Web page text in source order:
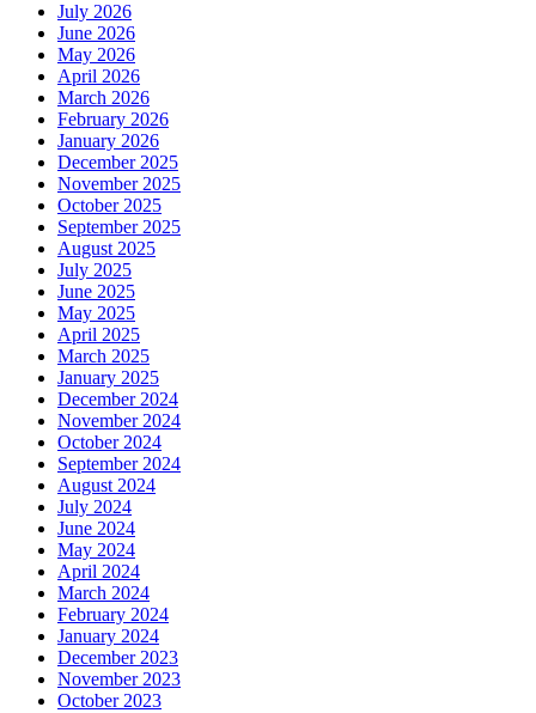
July 2026
June 2026
May 2026
April 2026
March 2026
February 2026
January 2026
December 2025
November 2025
October 2025
September 2025
August 2025
July 2025
June 2025
May 2025
April 2025
March 2025
January 2025
December 2024
November 2024
October 2024
September 2024
August 2024
July 2024
June 2024
May 2024
April 2024
March 2024
February 2024
January 2024
December 2023
November 2023
October 2023